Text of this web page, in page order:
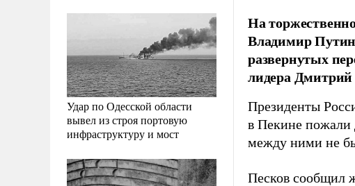
Удар по Одесской области
вывел из строя портовую
инфраструктуру и мост
На
Владимир
развернутых
лидера
Президенты
в Пекине пожали
между ними не
Песков сообщил